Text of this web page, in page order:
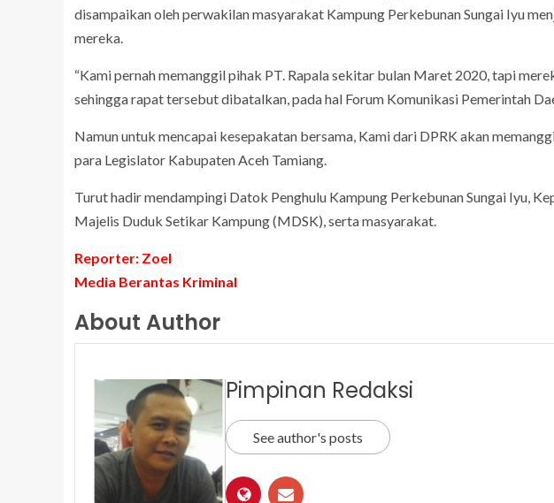
disampaikan oleh perwakilan masyarakat Kampung Perkebunan Sungai Iyu
mereka.
“Kami pernah memanggil pihak PT. Rapala sekitar bulan Maret 2020, tapi
sehingga rapat tersebut dibatalkan, pada hal Forum Komunikasi Pemerintah
Namun untuk mencapai kesepakatan bersama, Kami dari DPRK akan
para Legislator Kabupaten Aceh Tamiang.
Turut hadir mendampingi Datok Penghulu Kampung Perkebunan Sungai Iyu,
Majelis Duduk Setikar Kampung (MDSK), serta masyarakat.
Reporter: Zoel
Media Berantas Kriminal
About Author
Pimpinan Redaksi
See author's posts